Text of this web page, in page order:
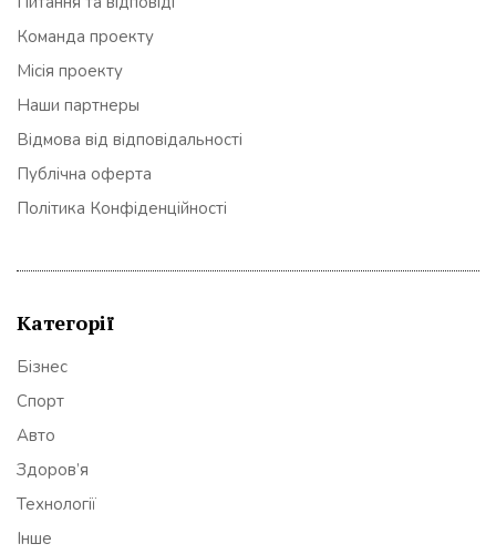
Команда проекту
Місія проекту
Наши партнеры
Відмова від відповідальності
Публічна оферта
Політика Конфіденційності
Категорії
Бізнес
Спорт
Авто
Здоров’я
Технології
Інше